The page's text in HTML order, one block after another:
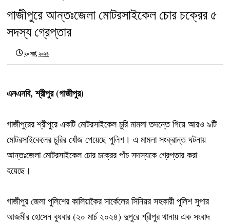
গাজীপুরে আন্তঃজেলা মোটরসাইকেল চোর চক্রের ৫
সদস্য গ্রেপ্তার
২০ মার্চ, ২০২৪
এনএনবি, শ্রীপুর (গাজীপুর)
গাজীপুরের শ্রীপুরে একটি মোটরসাইকেল চুরি মামলা তদন্তে গিয়ে আরও ৯টি
মোটরসাইকেলের চুরির খোঁজ পেয়েছে পুলিশ। এ মামলা সংক্রান্ত ঘটনায়
আন্তঃজেলা মোটরসাইকেল চোর চক্রের পাঁচ সদস্যকে গ্রেপ্তার করা
হয়েছে।
গাজীপুর জেলা পুলিশের কালিয়াকৈর সার্কেলের সিনিয়র সহকারী পুলিশ সুপার
আজমীর হোসেন বুধবার (২০ মার্চ ২০২৪) দুপুরে শ্রীপুর থানায় এক সংবাদ